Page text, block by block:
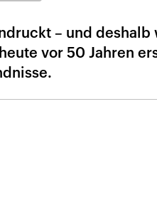
– und deshalb
vor 50 Jahren